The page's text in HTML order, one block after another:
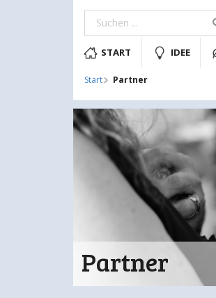
START IDEE
Start Partner
Partner